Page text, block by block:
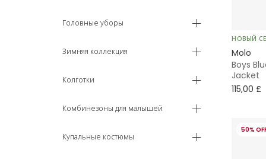
Головные уборы
Зимняя коллекция
Колготки
Комбинезоны для малышей
Купальные костюмы
НОВЫЙ
Molo
Boys
Jacket
115,00 £
50%